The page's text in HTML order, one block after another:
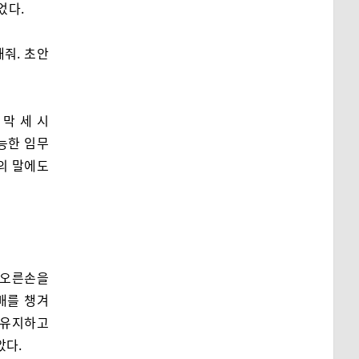
다.
줘. 초안
세 시
한 임무
말에도
른손을
를 챙겨
지하고
다.